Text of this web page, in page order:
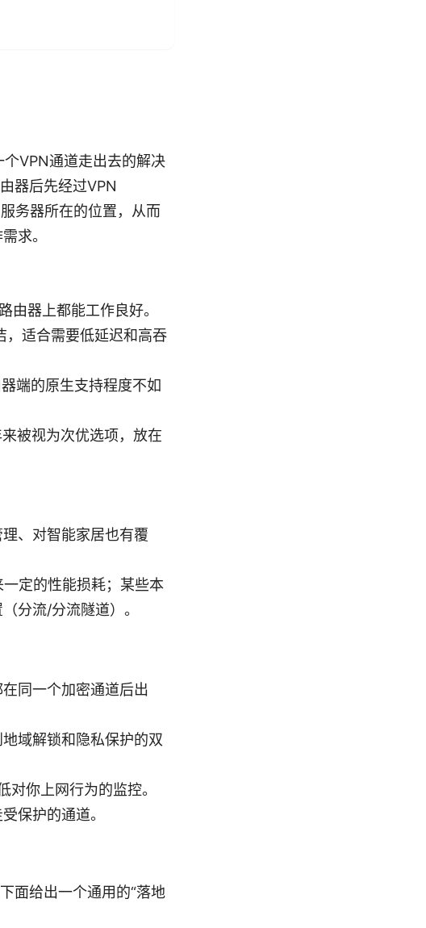
VPN通道走出去的解决
器后先经过VPN
务器所在的位置，从而
求。
由器上都能工作良好。
，适合需要低延迟和高吞
端的原生支持程度不如
被视为次优选项，放在
、对智能家居也有覆
定的性能损耗；某些本
分流/分流隧道）。
同一个加密通道后出
域解锁和隐私保护的双
你上网行为的监控。
保护的通道。
面给出一个通用的“落地